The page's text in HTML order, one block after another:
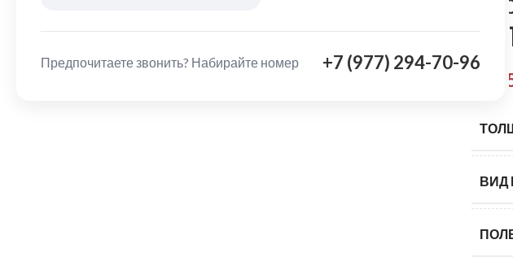
Предпочитаете звонить? Набирайте номер +7 (977) 294-70-96
1
ВИД